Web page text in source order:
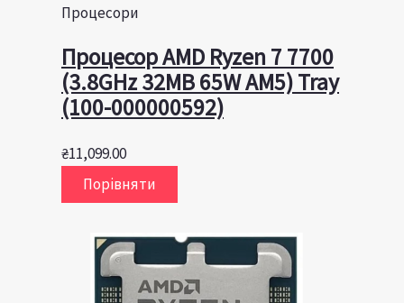
Процесори
Процесор AMD Ryzen 7 7700
(3.8GHz 32MB 65W AM5) Tray
(100-000000592)
₴11,099.00
Порівняти